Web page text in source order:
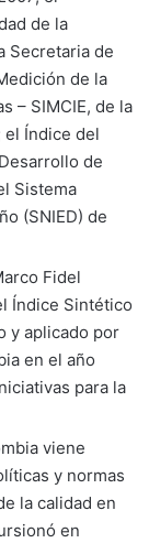
de la
Secretaria de
de la
– SIMCIE, de la
el Índice del
de
Sistema
(SNIED) de
Fidel
Índice Sintético
y aplicado por
en el año
para la
viene
y normas
la calidad en
en